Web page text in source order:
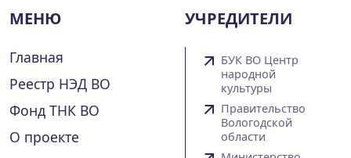
МЕНЮ
Главная
Реестр НЭД ВО
Фонд ТНК ВО
О проекте
УЧРЕДИТЕЛИ
БУК ВО Центр
народной
культуры
Правительство
Вологодской
области